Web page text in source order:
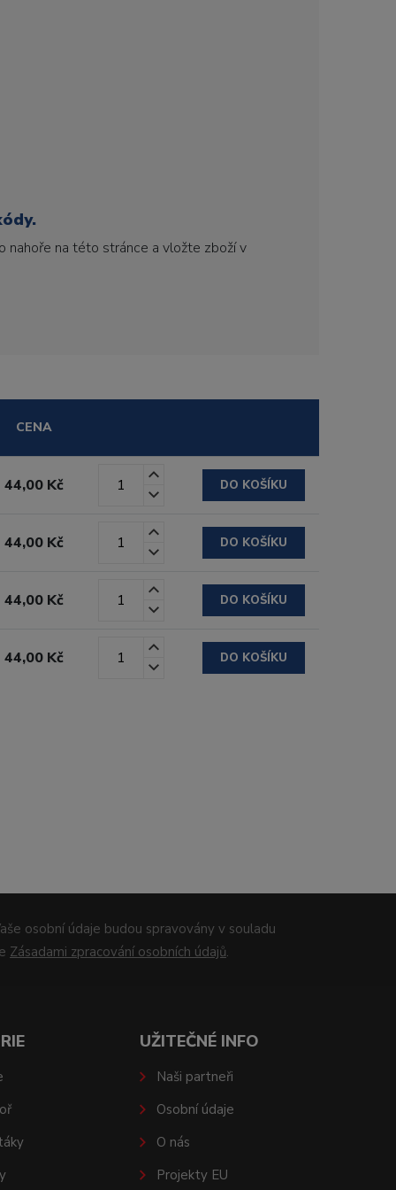
nahoře na této stránce a vložte zboží v
CENA
44,00 Kč DO KOŠÍKU
44,00 Kč DO KOŠÍKU
44,00 Kč DO KOŠÍKU
44,00 Kč DO KOŠÍKU
osobní údaje budou spravovány v souladu
Zásadami zpracování osobních údajů.
UŽITEČNÉ INFO
Naši partneři
Osobní údaje
O nás
Projekty EU